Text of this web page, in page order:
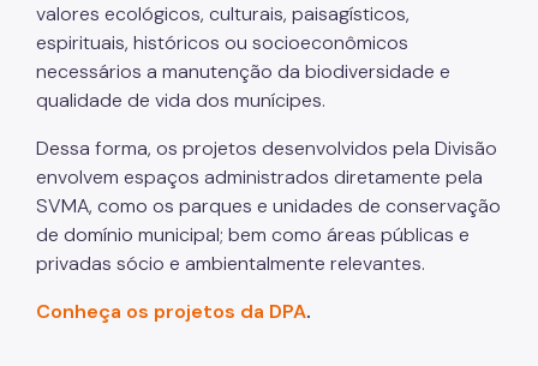
valores ecológicos, culturais, paisagísticos,
espirituais, históricos ou socioeconômicos
necessários a manutenção da biodiversidade e
qualidade de vida dos munícipes.
Dessa forma, os projetos desenvolvidos pela Divisão
envolvem espaços administrados diretamente pela
SVMA, como os parques e unidades de conservação
de domínio municipal; bem como áreas públicas e
privadas sócio e ambientalmente relevantes.
Conheça os projetos da DPA.